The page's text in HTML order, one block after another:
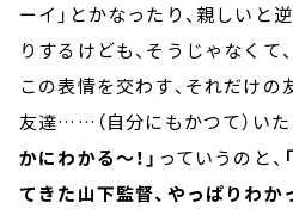
ーイ」とかなったり、親しいと
りするけども、そうじゃなくて
この表情を交わす、それだけの
友達……（自分にもかつて）いた
かにわかる～！」 っていうのと、
てきた山下監督、やっぱりわか